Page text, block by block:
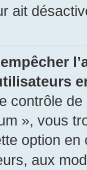
ait
contrôle
», vous
option
aux